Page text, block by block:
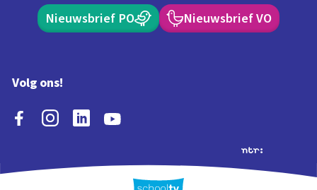
Nieuwsbrief PO Nieuwsbrief VO
Volg ons!